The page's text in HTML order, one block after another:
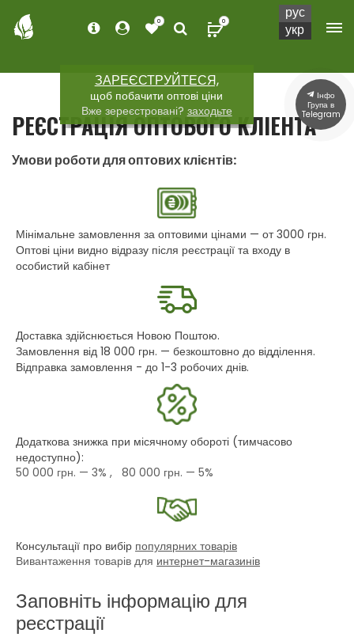
ЗАРЕЄСТРУЙТЕСЯ,
щоб побачити оптові ціни
Вже зереєстровані? заходьте
0 0
РЕЄСТРАЦІЯ ОПТОВОГО КЛІЕНТА
Умови роботи для оптових клієнтів:
Мінімальне замовлення за оптовими цінами — от 3000 грн.
Оптові ціни видно відразу після реєстрації та входу в
особистий кабінет
Доставка здійснюється Новою Поштою.
Замовлення від 18 000 грн. — безкоштовно до відділення.
Відправка замовлення - до 1-3 робочих днів.
Додаткова знижка при місячному обороті (тимчасово
недоступно):
50 000 грн. — 3% , 80 000 грн. — 5%
Консультації про вибір популярних товарів
Вивантаження товарів для интернет-магазинів
Заповніть інформацію для
реєстрації
рус
укр
Інфо
Група в
Telegram